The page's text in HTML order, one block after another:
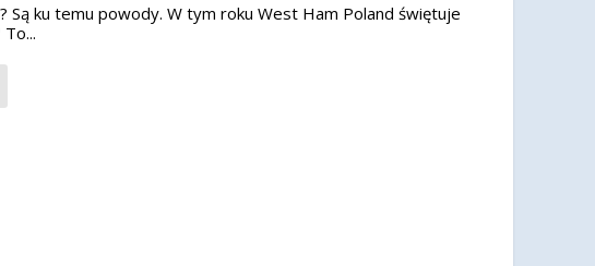
Są ku temu powody. W tym roku West Ham Poland świętuje
To...